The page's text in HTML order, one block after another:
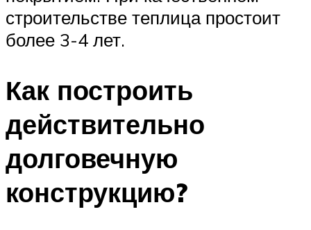
строительстве теплица простоит
более 3-4 лет.
Как построить
действительно
долговечную
конструкцию?